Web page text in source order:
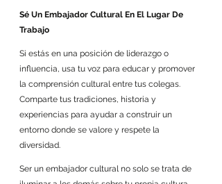
Sé Un Embajador Cultural En El Lugar De
Trabajo
Si estás en una posición de liderazgo o
influencia, usa tu voz para educar y promover
la comprensión cultural entre tus colegas.
Comparte tus tradiciones, historia y
experiencias para ayudar a construir un
entorno donde se valore y respete la
diversidad.
Ser un embajador cultural no solo se trata de